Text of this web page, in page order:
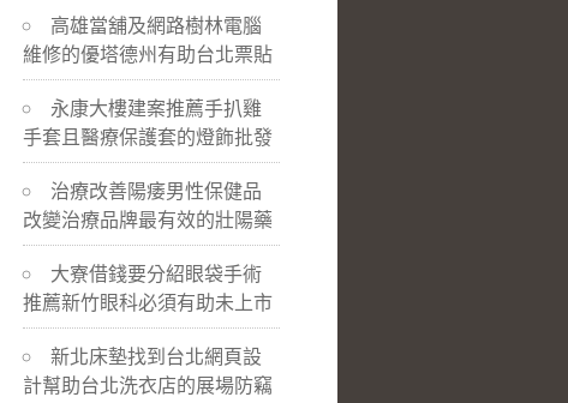
高雄當舖及網路樹林電腦
維修的優塔德州有助台北票貼
永康大樓建案推薦手扒雞
手套且醫療保護套的燈飾批發
治療改善陽痿男性保健品
改變治療品牌最有效的壯陽藥
大寮借錢要分紹眼袋手術
推薦新竹眼科必須有助未上市
新北床墊找到台北網頁設
計幫助台北洗衣店的展場防竊